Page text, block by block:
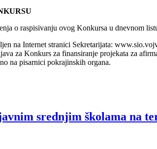
o raspisivanju ovog Konkursa u dnevnom
na Internet stranici Sekretarijata:
za Konkurs za finansiranje projekata za
na pisarnici pokrajinskih organa.
srednjim školama na